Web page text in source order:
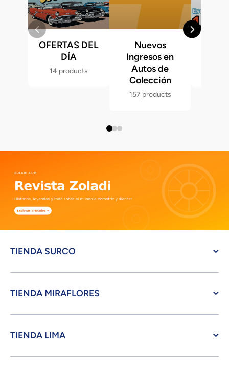
OFERTAS DEL
DÍA
14 products
Nuevos
Ingresos en
Autos de
Colección
157 products
TIENDA SURCO
TIENDA MIRAFLORES
TIENDA LIMA